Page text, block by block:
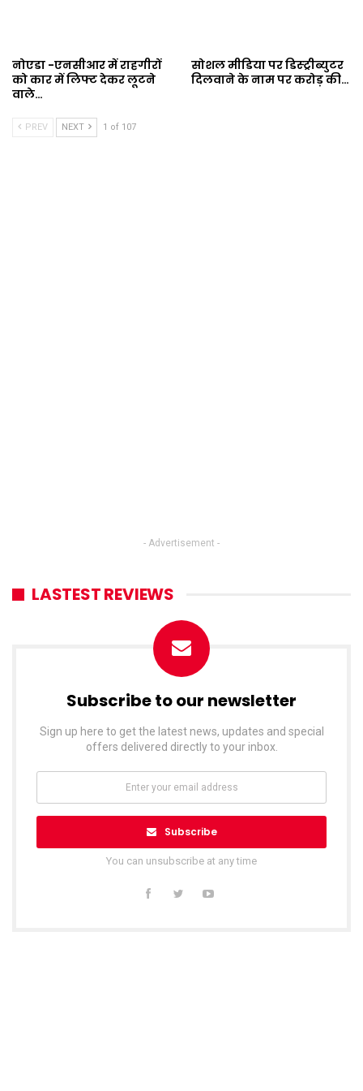
नोएडा -एनसीआर में राहगीरों
को कार में लिफ्ट देकर लूटने
वाले…
सोशल मीडिया पर डिस्ट्रीब्युटर
दिलवाने के नाम पर करोड़ की…
PREV NEXT 1 of 107
- Advertisement -
LASTEST REVIEWS
Subscribe to our newsletter
Sign up here to get the latest news, updates and special
offers delivered directly to your inbox.
Subscribe
You can unsubscribe at any time